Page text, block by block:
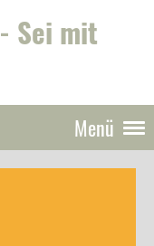
Sei mit
Menü